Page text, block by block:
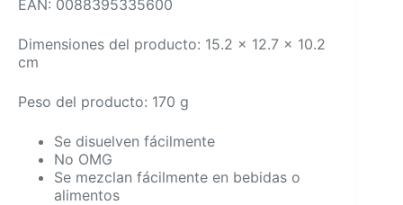
EAN: 0088395335600
Dimensiones del producto: 15.2 x 12.7 x 10.2
cm
Peso del producto: 170 g
Se disuelven fácilmente
No OMG
Se mezclan fácilmente en bebidas o
alimentos